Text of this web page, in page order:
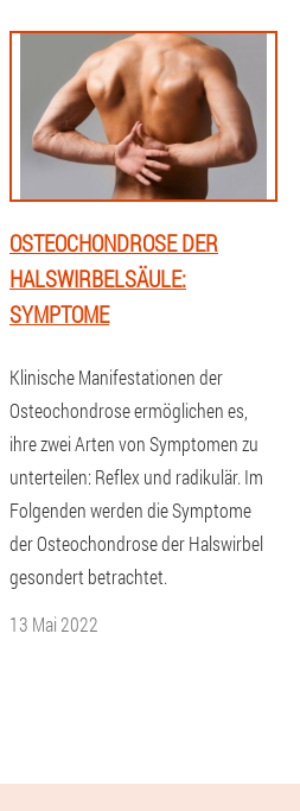
OSTEOCHONDROSE DER
HALSWIRBELSÄULE:
SYMPTOME
Klinische Manifestationen der
Osteochondrose ermöglichen es,
ihre zwei Arten von Symptomen zu
unterteilen: Reflex und radikulär. Im
Folgenden werden die Symptome
der Osteochondrose der Halswirbel
gesondert betrachtet.
13 Mai 2022